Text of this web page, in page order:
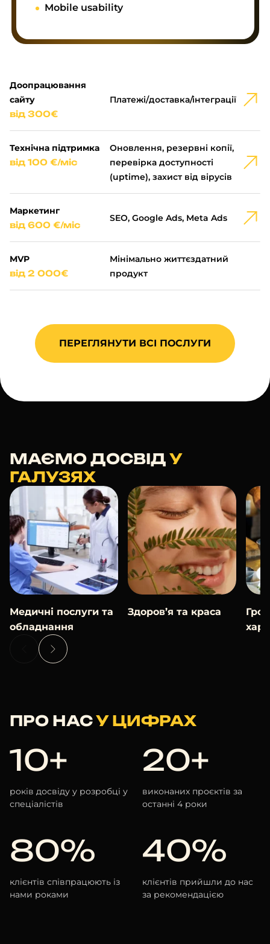
Mobile usability
Доопрацювання
сайту
від 300€
Платежі/доставка/інтеграції
Технічна підтримка
від 100 €/міс
Оновлення, резервні копії,
перевірка доступності
(uptime), захист від вірусів
Маркетинг
від 600 €/міс
SEO, Google Ads, Meta Ads
MVP
від 2 000€
Мінімально життєздатний
продукт
ПЕРЕГЛЯНУТИ ВСІ ПОСЛУГИ
МАЄМО ДОСВІД У
ГАЛУЗЯХ
Медичні послуги та
обладнання
Здоров’я та краса
ПРО НАСУ ЦИФРАХ
10+
років досвіду у розробці у
спеціалістів
20+
виконаних проєктів за
останні 4 роки
80%
клієнтів співпрацюють із
нами роками
40%
клієнтів прийшли до нас
за рекомендацією